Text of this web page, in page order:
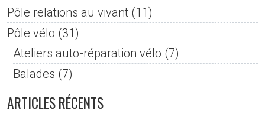
Pôle relations au vivant (11)
Pôle vélo (31)
Ateliers auto-réparation vélo (7)
Balades (7)
ARTICLES RÉCENTS